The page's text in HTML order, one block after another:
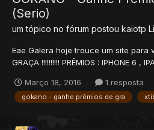
(Serio)
um tópico no fórum postou kaiotp
Eae Galera hoje trouce um site para
GRAÇA !!!!!!!!!! PRÊMIOS : IPHONE 6 ,
http://gokano.com/ref/
voce ja sai com algumas vantagens !
Março 18, 2016 1 resposta
gokano - ganhe prêmios de gra